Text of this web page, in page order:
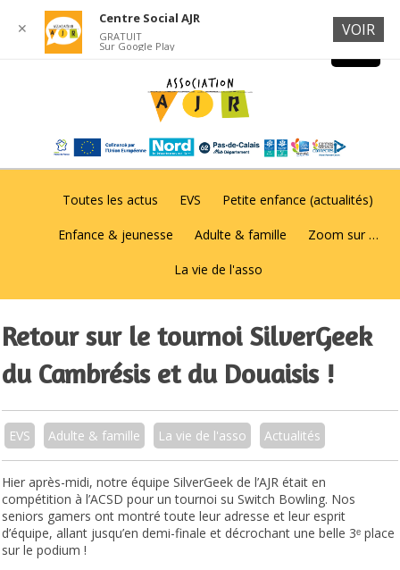
Toutes les actus EVS Petite enfance (actualités)
Enfance & jeunesse Adulte & famille Zoom sur …
La vie de l'asso
Retour sur le tournoi SilverGeek
du Cambrésis et du Douaisis !
EVS Adulte & famille La vie de l'asso Actualités
Hier après-midi, notre équipe SilverGeek de l’AJR était en
compétition à l’ACSD pour un tournoi su Switch Bowling. Nos
seniors gamers ont montré toute leur adresse et leur esprit
d’équipe, allant jusqu’en demi-finale et décrochant une belle 3ᵉ place
sur le podium !
✕
Centre Social AJR
GRATUIT
Sur Google Play
VOIR